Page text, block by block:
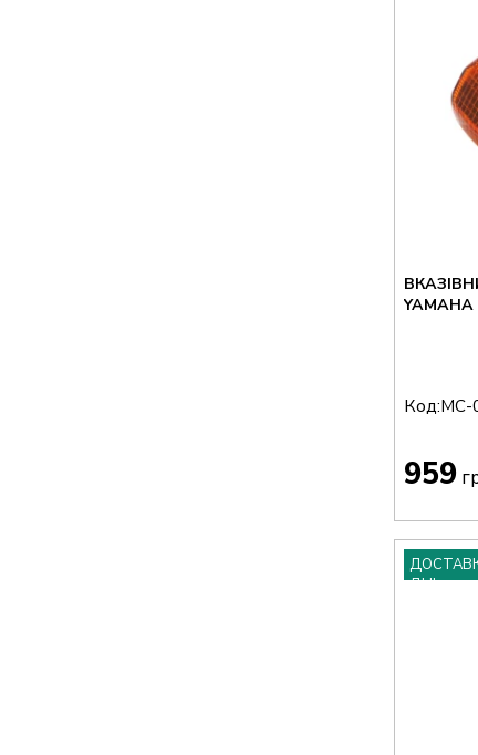
Код:
959
ДНІ